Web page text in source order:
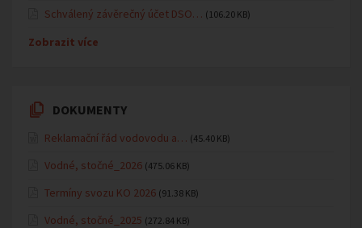
Schválený závěrečný účet DSO… (106.20 KB)
Zobrazit více
DOKUMENTY
Reklamační řád vodovodu a… (45.40 KB)
Vodné, stočné_2026 (475.06 KB)
Termíny svozu KO 2026 (91.38 KB)
Vodné, stočné_2025 (272.84 KB)